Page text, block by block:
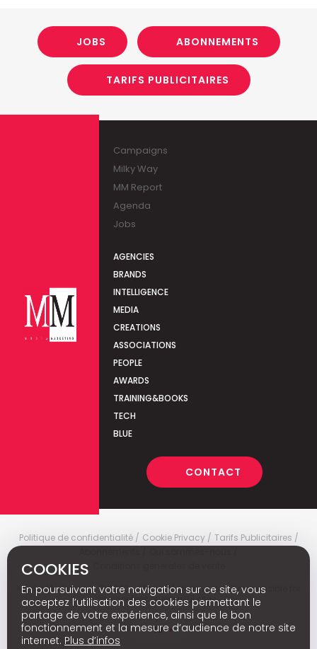
JOBS ABONNEMENTS
TARIFS PUBLICITAIRES
Campaigns
Milky Way
MM Report
Agenda
Jobs
AGENCIES
BRANDS
INTELLIGENCE
MEDIA
CREATIONS
ASSOCIATIONS
PEOPLE
AWARDS
TRAINING&BOOKS
TECH
BLUE
CONTACT
Politique de confidentialité Cookie Privacy
Tarifs Publicitaires
Media Marketingc © 2026 - Media Marketing is not responsible for
the content of external sites.
Nl
COOKIES
En poursuivant votre navigation sur ce site, vous
acceptez l’utilisation des cookies permettant le
partage de votre expérience, ainsi que le bon
fonctionnement et la mesure d’audience de notre site
internet. Plus d’infos